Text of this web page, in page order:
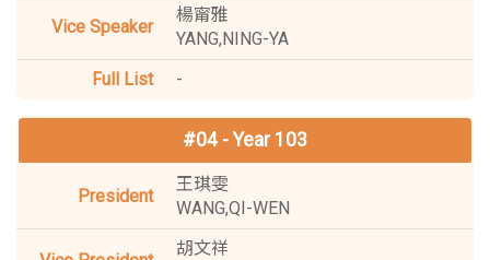
楊甯雅
YANG,NING-YA
-
#04 - Year 103
王琪雯
WANG,QI-WEN
胡文祥